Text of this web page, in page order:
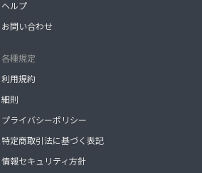
ヘルプ
お問い合わせ
各種規定
利用規約
細則
プライバシーポリシー
特定商取引法に基づく表記
情報セキュリティ方針